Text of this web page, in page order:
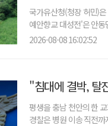
국가유산청(청장 허민)
예안향교 대성전'은 안
2026-08-08 16:02:52
"침대에 결박, 탈
평생을 충남 천안의 한
경찰은 병원 이송 직전